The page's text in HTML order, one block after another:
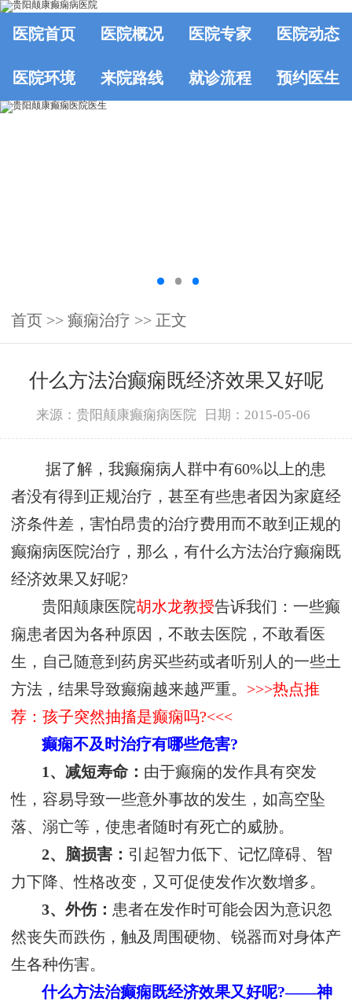
医院首页 医院概况 医院专家 医院动态
医院环境 来院路线 就诊流程 预约医生
首页 >> 癫痫治疗 >> 正文
什么方法治癫痫既经济效果又好呢
来源：贵阳颠康癫痫病医院 日期：2015-05-06
据了解，我癫痫病人群中有60%以上的患
者没有得到正规治疗，甚至有些患者因为家庭经
济条件差，害怕昂贵的治疗费用而不敢到正规的
癫痫病医院治疗，那么，有什么方法治疗癫痫既
经济效果又好呢?
贵阳颠康医院胡水龙教授告诉我们：一些癫
痫患者因为各种原因，不敢去医院，不敢看医
生，自己随意到药房买些药或者听别人的一些土
方法，结果导致癫痫越来越严重。 >>>热点推
荐：孩子突然抽搐是癫痫吗?<<<
癫痫不及时治疗有哪些危害?
1、减短寿命： 由于癫痫的发作具有突发
性，容易导致一些意外事故的发生，如高空坠
落、溺亡等，使患者随时有死亡的威胁。
2、脑损害： 引起智力低下、记忆障碍、智
力下降、性格改变，又可促使发作次数增多。
3、外伤： 患者在发作时可能会因为意识忽
然丧失而跌伤，触及周围硬物、锐器而对身体产
生各种伤害。
什么方法治癫痫既经济效果又好呢?——神